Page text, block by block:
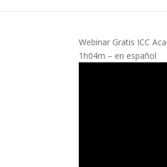
Webinar Gratis ICC
1h04m – en español